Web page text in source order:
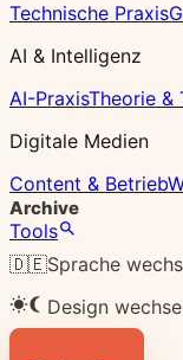
Technische Praxis
AI & Intelligenz
AI-PraxisTheorie &
Digitale Medien
Content & Betrieb
Archive
Tools
🇩🇪Sprache
Design